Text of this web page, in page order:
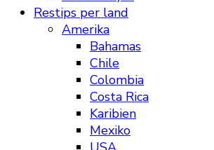
Restips per land
Amerika
Bahamas
Chile
Colombia
Costa Rica
Karibien
Mexiko